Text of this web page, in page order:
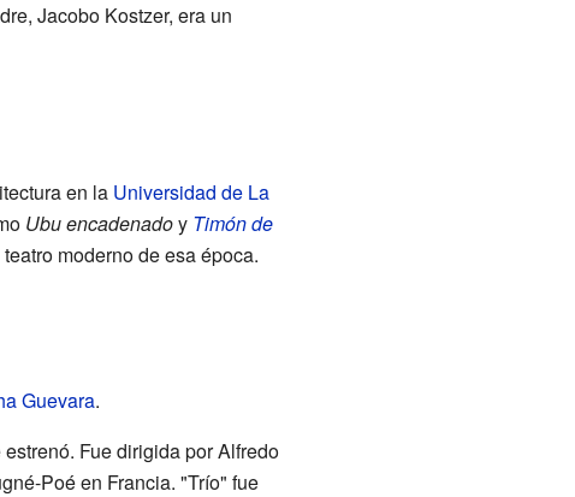
Jacobo Kostzer, era un
en la Universidad de La
Ubu encadenadoy Timón de
moderno de esa época.
Guevara.
Fue dirigida por Alfredo
Poé en Francia. "Trío" fue